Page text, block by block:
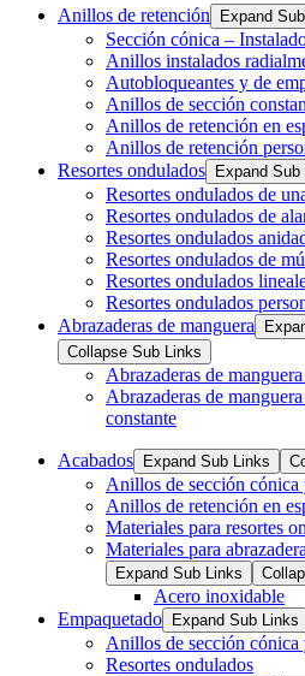
Anillos de retención Expand
Sección cónica –
Anillos instalados
Autobloqueantes y de
Anillos de sección
Anillos de retención en
Anillos de retención
Resortes ondulados
Expand Sub
Resortes ondulados de
Resortes ondulados de
Resortes ondulados
Resortes ondulados de
Resortes ondulados
Resortes ondulados
Abrazaderas de manguera
Collapse Sub Links
Abrazaderas de
Abrazaderas de
constante
Acabados Expand Sub Links
Anillos de sección cónica
Anillos de retención en
Materiales para resortes
Materiales para
Expand Sub Links
Acero inoxidable
Empaquetado
Expand Sub Links
Anillos de sección cónica
Resortes ondulados